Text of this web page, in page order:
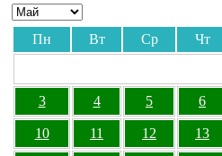
Пн Вт Ср Чт
3 4 5 6
10 11 12 13